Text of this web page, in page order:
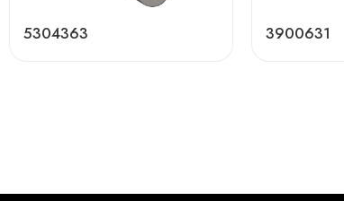
5304363 3900631